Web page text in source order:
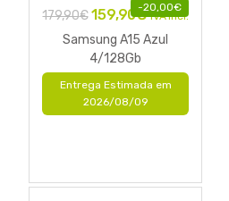
-20,00€
179,90€ 159,90€ IVA Incl.
Samsung A15 Azul
4/128Gb
Entrega Estimada em
2026/08/09